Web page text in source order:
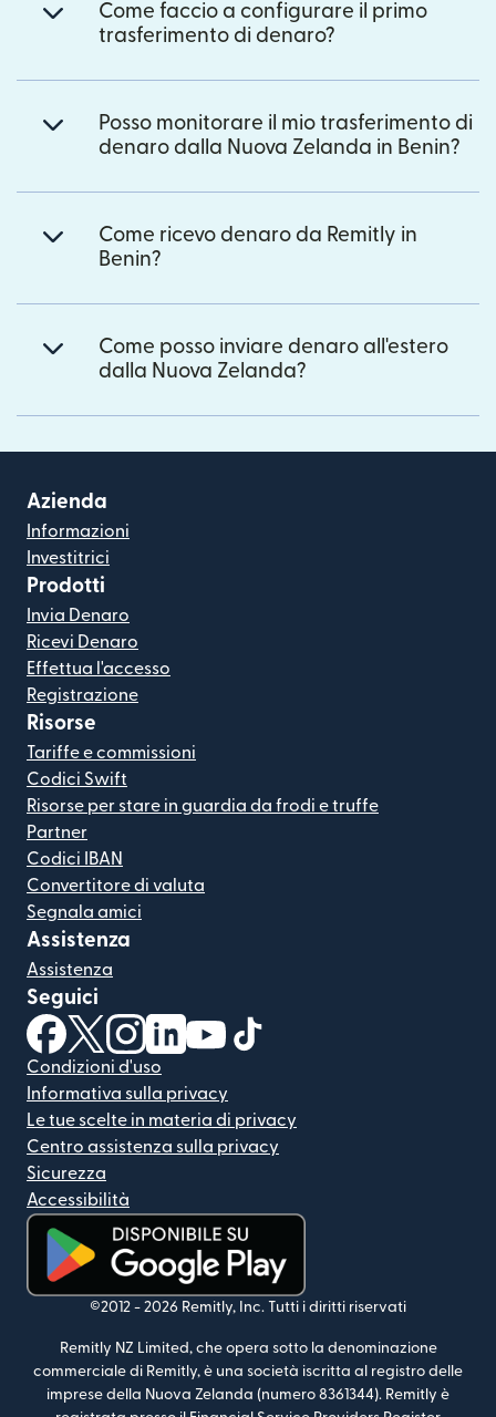
Come faccio a configurare il primo
trasferimento di denaro?
Posso monitorare il mio trasferimento di
denaro dalla Nuova Zelanda in Benin?
Come ricevo denaro da Remitly in
Benin?
Come posso inviare denaro all'estero
dalla Nuova Zelanda?
Azienda
Informazioni
Investitrici
Prodotti
Invia Denaro
Ricevi Denaro
Effettua l'accesso
Registrazione
Risorse
Tariffe e commissioni
Codici Swift
Risorse per stare in guardia da frodi e truffe
Partner
Codici IBAN
Convertitore di valuta
Segnala amici
Assistenza
Assistenza
Seguici
(si apre in una nuova finestra)
(si apre in una nuova finestra)
(si apre in una nuova finestra)
(si apre in una nuova finestra)
(si apre in una nuova finestra)
Condizioni d'uso
Informativa sulla privacy
Le tue scelte in materia di privacy
Centro assistenza sulla privacy
Sicurezza
Accessibilità
(si apre in una nuova finestra)
©2012 - 2026 Remitly, Inc. Tutti i diritti riservati
Remitly NZ Limited, che opera sotto la denominazione
commerciale di Remitly, è una società iscritta al registro delle
imprese della Nuova Zelanda (numero 8361344). Remitly è